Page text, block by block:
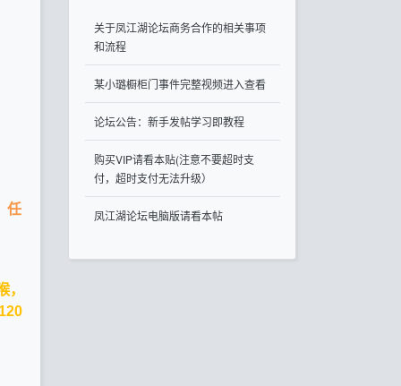
任
关于凤江湖论坛商务合作的相关事项
和流程
某小璐橱柜门事件完整视频进入查看
论坛公告：新手发帖学习即教程
购买VIP请看本贴(注意不要超时支
付，超时支付无法升级）
凤江湖论坛电脑版请看本帖